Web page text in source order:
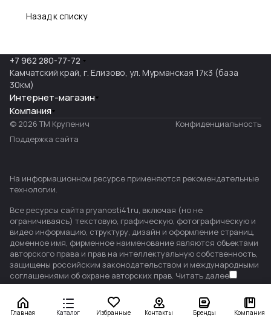
Назад к списку
Главная Каталог Избранные Контакты Бренды Компания
+7 962 280-77-72
Камчатский край, г. Елизово, ул. Мурманская 17к3 (база
30км)
Интернет-магазин
Компания
© 2026 ТМ Крупенич
Конфиденциальность
Поддержка сайта
На информационном ресурсе применяются рекомендательные
технологии.
Все ресурсы сайта pryanosti41.ru, включая (но не
ограничиваясь) текстовую, графическую, фотографическую и
видео информацию, структуру, дизайн и оформление страниц,
доменное имя, фирменное наименование являются объектами
авторского права и прав на интеллектуальную собственность,
защищены российским законодательством и международными
соглашениями об охране авторских прав. Читать далее